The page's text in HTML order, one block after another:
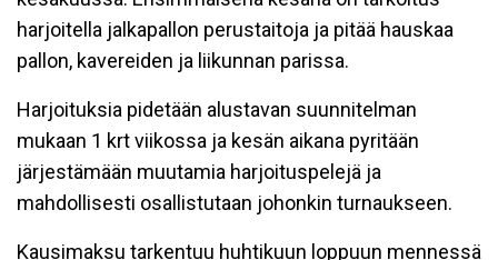
harjoitella jalkapallon perustaitoja ja pitää hauskaa
pallon, kavereiden ja liikunnan parissa.
Harjoituksia pidetään alustavan suunnitelman
mukaan 1 krt viikossa ja kesän aikana pyritään
järjestämään muutamia harjoituspelejä ja
mahdollisesti osallistutaan johonkin turnaukseen.
Kausimaksu tarkentuu huhtikuun loppuun mennessä